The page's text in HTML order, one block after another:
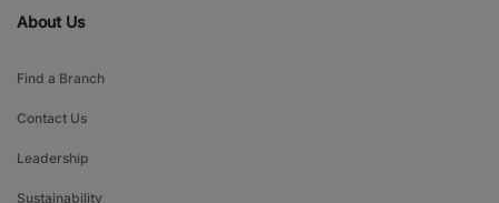
About Us
Find a Branch
Contact Us
Leadership
Sustainability